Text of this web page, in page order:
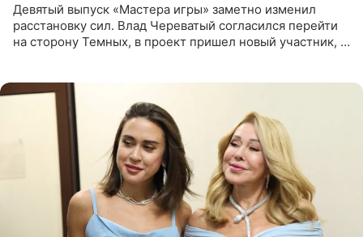
Девятый выпуск «Мастера игры» заметно изменил
расстановку сил. Влад Череватый согласился перейти
на сторону Темных, в проект пришел новый участник, а